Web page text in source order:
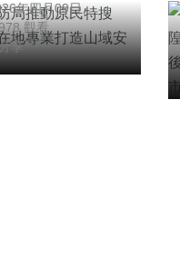
年四月09日
觀看
享